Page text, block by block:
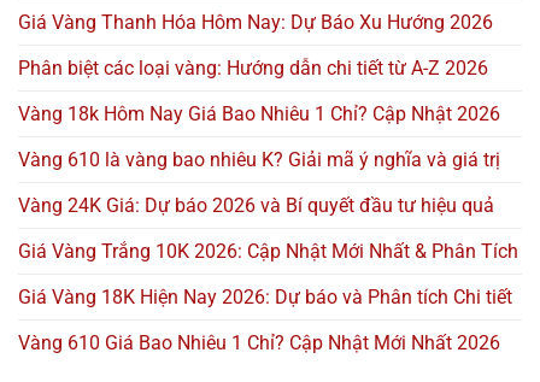
Giá Vàng Thanh Hóa Hôm Nay: Dự Báo Xu Hướng 2026
Phân biệt các loại vàng: Hướng dẫn chi tiết từ A-Z 2026
Vàng 18k Hôm Nay Giá Bao Nhiêu 1 Chỉ? Cập Nhật 2026
Vàng 610 là vàng bao nhiêu K? Giải mã ý nghĩa và giá trị
Vàng 24K Giá: Dự báo 2026 và Bí quyết đầu tư hiệu quả
Giá Vàng Trắng 10K 2026: Cập Nhật Mới Nhất & Phân Tích
Giá Vàng 18K Hiện Nay 2026: Dự báo và Phân tích Chi tiết
Vàng 610 Giá Bao Nhiêu 1 Chỉ? Cập Nhật Mới Nhất 2026